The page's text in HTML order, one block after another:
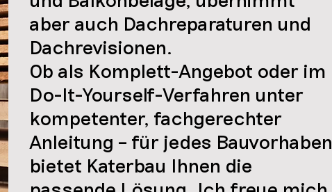
aber auch Dachreparaturen und
Dachrevisionen.
Ob als Komplett-Angebot oder im
Do-It-Yourself-Verfahren unter
kompetenter, fachgerechter
Anleitung – für jedes Bauvorhaben
bietet Katerbau Ihnen die